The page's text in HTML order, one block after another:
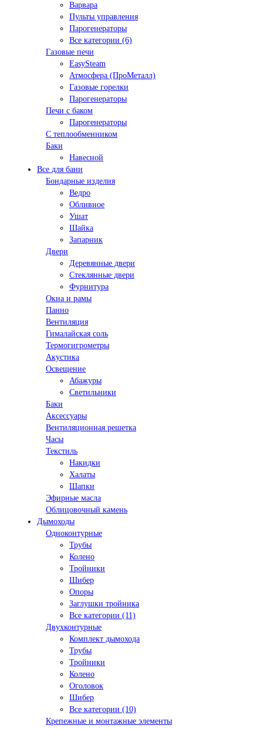
Варвара
Пульты управления
Парогенераторы
Все категории (6)
Газовые печи
EasySteam
Атмосфера (ПроМеталл)
Газовые горелки
Парогенераторы
Печи с баком
Парогенераторы
С теплообменником
Баки
Навесной
Все для бани
Бондарные изделия
Ведро
Обливное
Ушат
Шайка
Запарник
Двери
Деревянные двери
Стеклянные двери
Фурнитура
Окна и рамы
Панно
Вентиляция
Гималайская соль
Термогигрометры
Акустика
Освещение
Абажуры
Светильники
Баки
Аксессуары
Вентиляционная решетка
Часы
Текстиль
Накидки
Халаты
Шапки
Эфирные масла
Облицовочный камень
Дымоходы
Одноконтурные
Трубы
Колено
Тройники
Шибер
Опоры
Заглушки тройника
Все категории (11)
Двухконтурные
Комплект дымохода
Трубы
Тройники
Колено
Оголовок
Шибер
Все категории (10)
Крепежные и монтажные элементы